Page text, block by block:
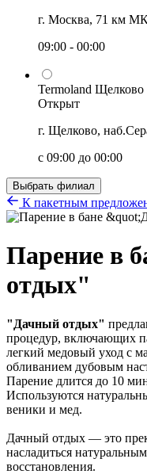
г. Москва, 71 км
09:00 - 00:00
Termoland Щелково
Открыт
г. Щелково,
с 09:00 до 00:00
Выбрать филиал
К пакетным
Парение в
отдых"
"Дачный отдых"
процедур, включающих
легкий медовый уход с
обливанием дубовым
Парение длится до 10
Используются
веники и мед.
Дачный отдых — это
насладиться
восстановления.